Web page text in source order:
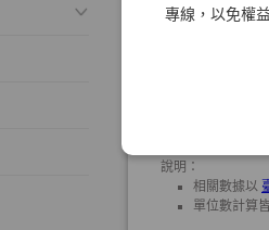
專線，以免權